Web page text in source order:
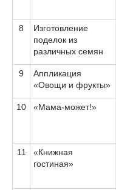
8
Изготовление
поделок из
различных семян
9
Аппликация
«Овощи и фрукты»
10 «Мама-можeт!»
11
«Книжная
гостиная»